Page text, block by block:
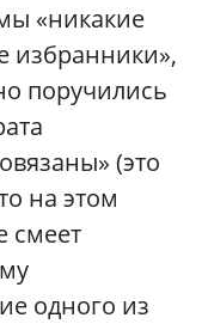
«никакие
избранники»,
поручились
(это
на этом
смеет
одного из